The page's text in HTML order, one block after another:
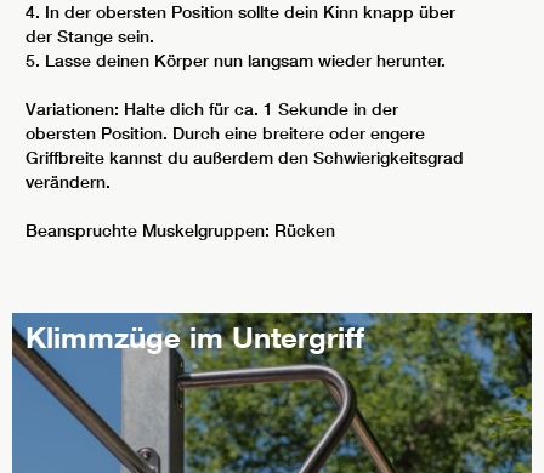
4. In der obersten Position sollte dein Kinn knapp über
der Stange sein.
5. Lasse deinen Körper nun langsam wieder herunter.
Variationen: Halte dich für ca. 1 Sekunde in der
obersten Position. Durch eine breitere oder engere
Griffbreite kannst du außerdem den Schwierigkeitsgrad
verändern.
Beanspruchte Muskelgruppen: Rücken
Klimmzüge im Untergriff